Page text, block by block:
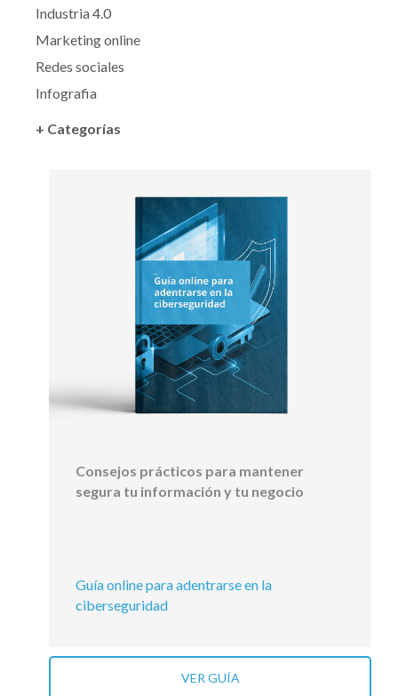
Industria 4.0
Marketing online
Redes sociales
Infografia
+ Categorías
Consejos prácticos para mantener
segura tu información y tu negocio
Guía online para adentrarse en la
ciberseguridad
VER GUÍA